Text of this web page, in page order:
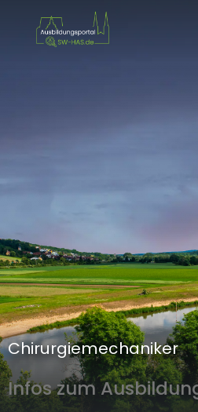
Chirurgiemechaniker
Infos zum